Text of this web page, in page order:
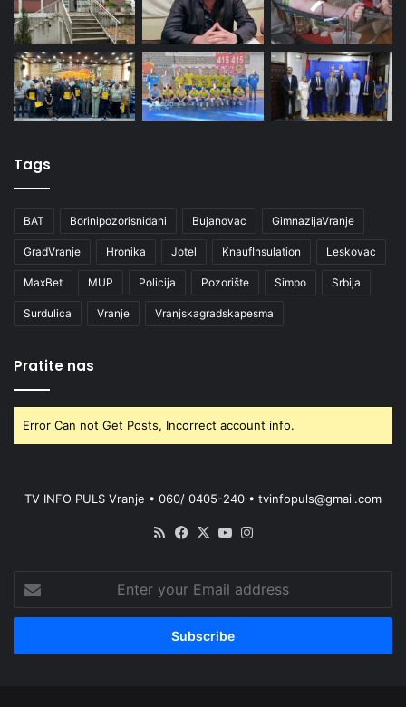
Tags
BAT Borinipozorisnidani Bujanovac GimnazijaVranje
GradVranje Hronika Jotel KnaufInsulation Leskovac
MaxBet MUP Policija Pozorište Simpo Srbija
Surdulica Vranje Vranjskagradskapesma
Pratite nas
Error Can not Get Posts, Incorrect account info.
TV INFO PULS Vranje • 060/ 0405-240 • tvinfopuls@gmail.com
RSS Facebook
X YouTube
your
Email